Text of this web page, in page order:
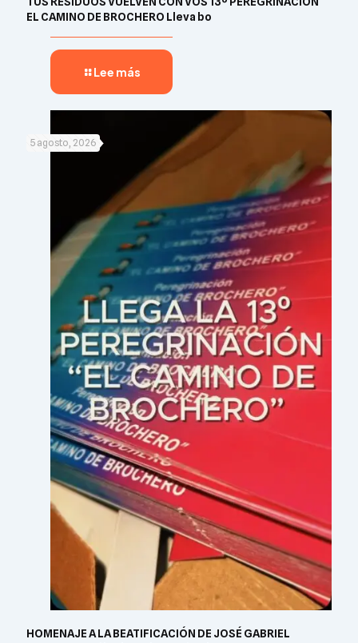
EL CAMINO DE BROCHERO Lleva bo
Lee más
5 agosto, 2026
HOMENAJE A LA BEATIFICACIÓN DE JOSÉ GABRIEL